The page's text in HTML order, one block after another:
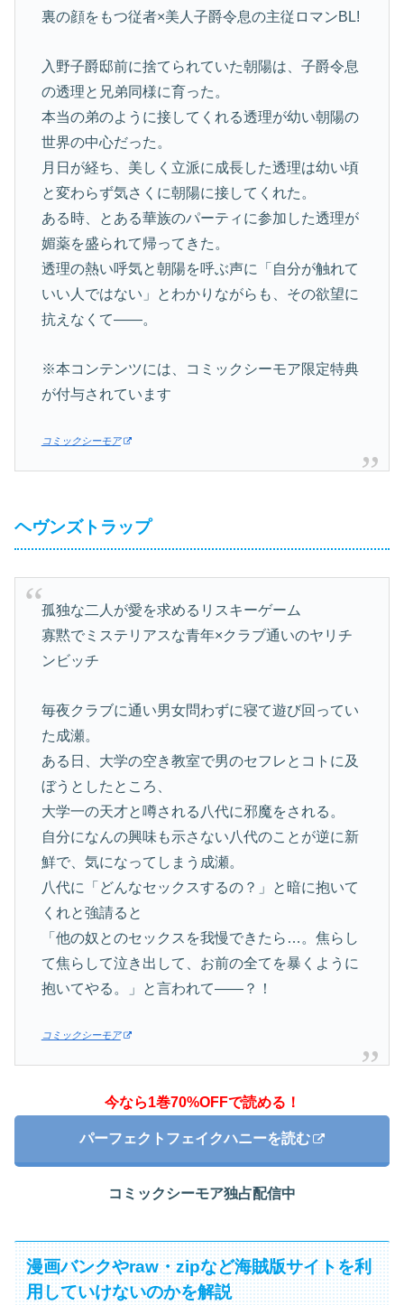
裏の顔をもつ従者×美人子爵令息の主従ロマンBL!
入野子爵邸前に捨てられていた朝陽は、子爵令息
の透理と兄弟同様に育った。
本当の弟のように接してくれる透理が幼い朝陽の
世界の中心だった。
月日が経ち、美しく立派に成長した透理は幼い頃
と変わらず気さくに朝陽に接してくれた。
ある時、とある華族のパーティに参加した透理が
媚薬を盛られて帰ってきた。
透理の熱い呼気と朝陽を呼ぶ声に「自分が触れて
いい人ではない」とわかりながらも、その欲望に
抗えなくて――。
※本コンテンツには、コミックシーモア限定特典
が付与されています
コミックシーモア
ヘヴンズトラップ
孤独な二人が愛を求めるリスキーゲーム
寡黙でミステリアスな青年×クラブ通いのヤリチ
ンビッチ
毎夜クラブに通い男女問わずに寝て遊び回ってい
た成瀬。
ある日、大学の空き教室で男のセフレとコトに及
ぼうとしたところ、
大学一の天才と噂される八代に邪魔をされる。
自分になんの興味も示さない八代のことが逆に新
鮮で、気になってしまう成瀬。
八代に「どんなセックスするの？」と暗に抱いて
くれと強請ると
「他の奴とのセックスを我慢できたら…。焦らし
て焦らして泣き出して、お前の全てを暴くように
抱いてやる。」と言われて――？！
コミックシーモア
今なら1巻70%OFFで読める！
パーフェクトフェイクハニーを読む
コミックシーモア独占配信中
漫画バンクやraw・zipなど海賊版サイトを利
用していけないのかを解説